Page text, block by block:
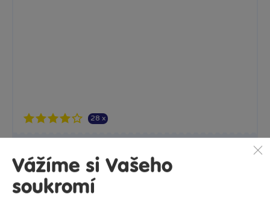
Znáte z TV
Vážíme si Vašeho
soukromí